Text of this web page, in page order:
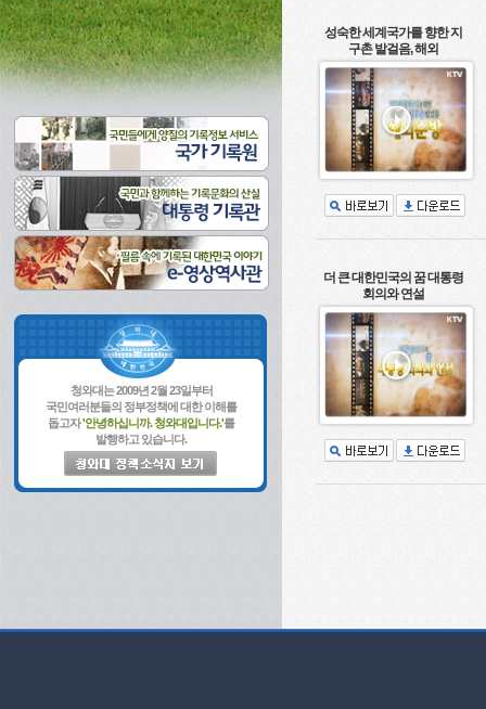
청와대는 2009년 2월 23일부터
국민여러분들의 정부정책에 대한 이해를
돕고자'안녕하십니까. 청와대입니다.'를
발행하고 있습니다.
성숙한 세계국가를 향한 지
구촌 발걸음, 해외
더 큰 대한민국의 꿈 대통령
회의와 연설